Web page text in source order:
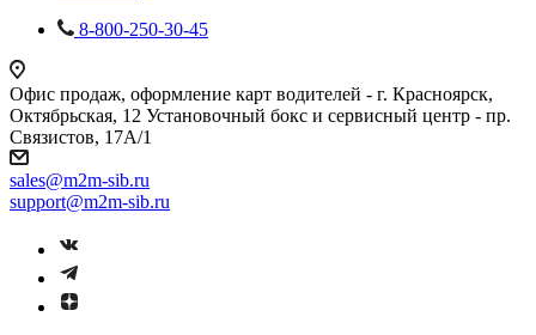
8-800-250-30-45
Офис продаж, оформление карт водителей - г. Красноярск,
Октябрьская, 12 Установочный бокс и сервисный центр - пр.
Связистов, 17А/1
sales@m2m-sib.ru
support@m2m-sib.ru